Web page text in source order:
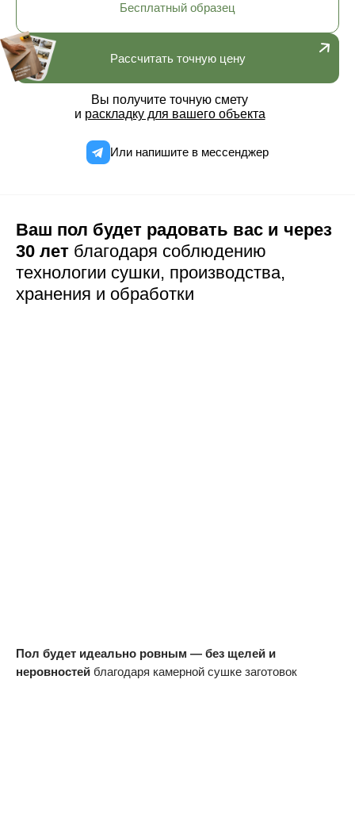
Рассчитать точную цену
Вы получите точную смету
и раскладку для вашего объекта
Или напишите в мессенджер
Бесплатный образец
Ваш пол будет радовать вас и через
30 лет благодаря соблюдению
технологии сушки, производства,
хранения и обработки
Пол будет идеально ровным — без щелей и
неровностей благодаря камерной сушке заготовок